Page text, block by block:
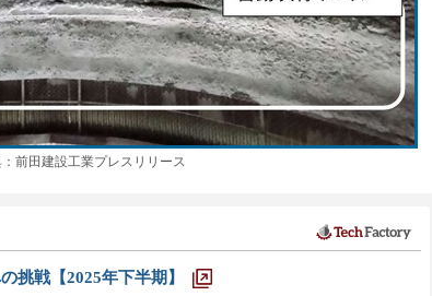
前田建設工業プレスリリース
挑戦【2025年下半期】